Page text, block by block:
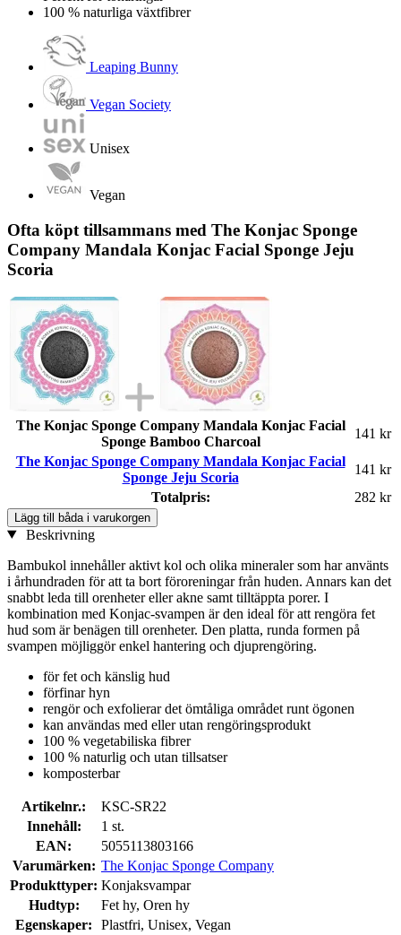
100 % naturliga växtfibrer
Leaping Bunny
Vegan Society
Unisex
Vegan
Ofta köpt tillsammans med The Konjac Sponge
Company Mandala Konjac Facial Sponge Jeju
Scoria
The Konjac Sponge Company Mandala Konjac Facial
Sponge Bamboo Charcoal
141 kr
The Konjac Sponge Company Mandala Konjac Facial
Sponge Jeju Scoria
141 kr
Totalpris:
282 kr
Lägg till båda i varukorgen
Beskrivning
Bambukol innehåller aktivt kol och olika mineraler som har använts
i århundraden för att ta bort föroreningar från huden. Annars kan det
snabbt leda till orenheter eller akne samt tilltäppta porer. I
kombination med Konjac-svampen är den ideal för att rengöra fet
hud som är benägen till orenheter. Den platta, runda formen på
svampen möjliggör enkel hantering och djuprengöring.
för fet och känslig hud
förfinar hyn
rengör och exfolierar det ömtåliga området runt ögonen
kan användas med eller utan rengöringsprodukt
100 % vegetabiliska fibrer
100 % naturlig och utan tillsatser
komposterbar
Artikelnr.:
KSC-SR22
Innehåll:
1 st.
EAN:
5055113803166
Varumärken: The Konjac Sponge Company
Produkttyper: Konjaksvampar
Hudtyp:
Fet hy, Oren hy
Egenskaper:
Plastfri, Unisex, Vegan